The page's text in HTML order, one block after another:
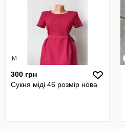
M
300 грн
Сукня міді 46 розмір нова